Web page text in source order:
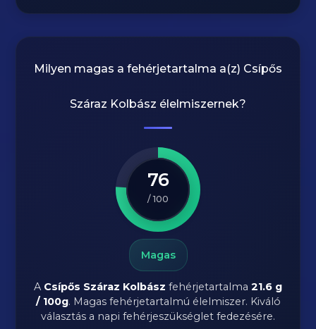
Milyen magas a fehérjetartalma a(z) Csípős
Száraz Kolbász élelmiszernek?
76
/ 100
Magas
A Csípős Száraz Kolbász fehérjetartalma 21.6 g
/ 100g. Magas fehérjetartalmú élelmiszer. Kiváló
választás a napi fehérjeszükséglet fedezésére.